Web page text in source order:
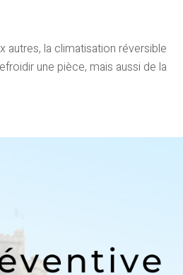
la climatisation réversible
une pièce, mais aussi de la